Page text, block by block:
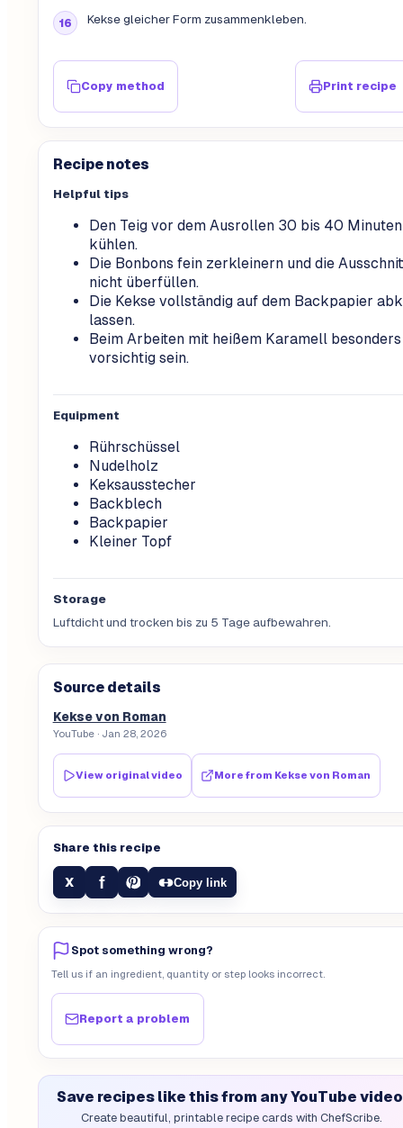
Kekse gleicher Form zusammenkleben.
Copy method Print recipe
Recipe notes
Helpful tips
Den Teig vor dem Ausrollen 30 bis 40 Minuten
kühlen.
Die Bonbons fein zerkleinern und die
nicht überfüllen.
Die Kekse vollständig auf dem Backpapier
lassen.
Beim Arbeiten mit heißem Karamell besonders
vorsichtig sein.
Equipment
Rührschüssel
Nudelholz
Keksausstecher
Backblech
Backpapier
Kleiner Topf
Storage
Luftdicht und trocken bis zu 5 Tage aufbewahren.
Source details
Kekse von Roman
YouTube· Jan 28, 2026
View original video More from Kekse von Roman
Share this recipe
X f Copy link
Spot something wrong?
Tell us if an ingredient, quantity or step looks incorrect.
Report a problem
Save recipes like this from any YouTube video
Create beautiful, printable recipe cards with ChefScribe.